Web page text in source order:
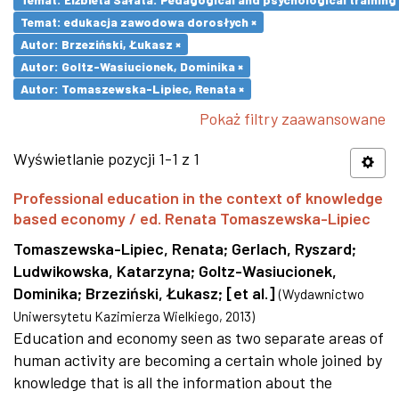
Temat: edukacja zawodowa dorosłych ×
Autor: Brzeziński, Łukasz ×
Autor: Goltz-Wasiucionek, Dominika ×
Autor: Tomaszewska-Lipiec, Renata ×
Pokaż filtry zaawansowane
Wyświetlanie pozycji 1-1 z 1
Professional education in the context of knowledge
based economy / ed. Renata Tomaszewska-Lipiec
Tomaszewska-Lipiec, Renata; Gerlach, Ryszard;
Ludwikowska, Katarzyna; Goltz-Wasiucionek,
Dominika; Brzeziński, Łukasz; [et al.] (Wydawnictwo
Uniwersytetu Kazimierza Wielkiego, 2013)
Education and economy seen as two separate areas of
human activity are becoming a certain whole joined by
knowledge that is all the information about the